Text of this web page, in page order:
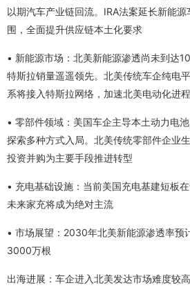
以期汽车产业链回流。IRA法案延长新能
围，全面提升供应链本土化要求
• 新能源市场：北美新能源渗透尚未到达
特斯拉销量遥遥领先。北美传统车企纯电
系将接入特斯拉网络，加速北美电动化进程
• 零部件领域：美国车企主导本土动力电
探索多种方式入局。北美传统零部件企业
投资并购为主要手段推进转型
• 充电基础设施：当前美国充电基建短板
未来家充将成为绝对主流
• 市场展望：2030年北美新能源渗透率预
3000万根
出海进展：车企进入北美发达市场难度较